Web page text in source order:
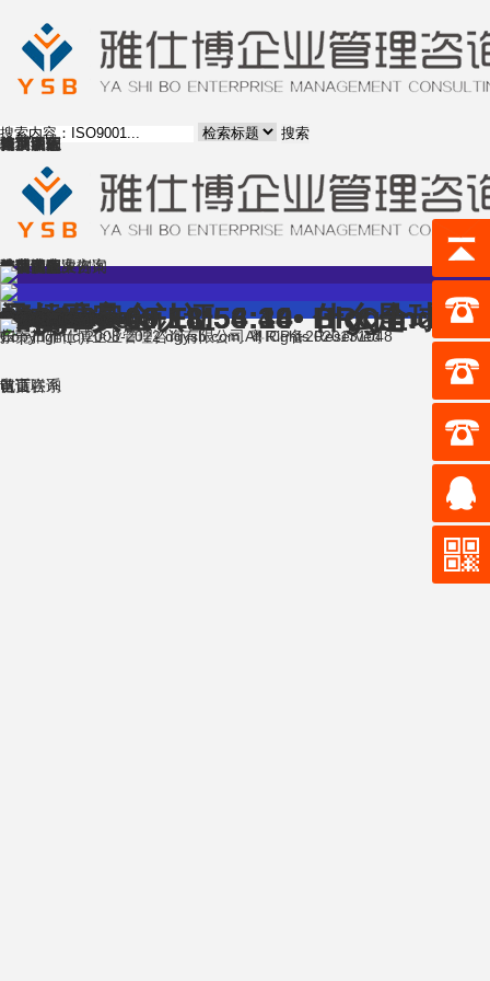
搜索
首页
体系认证
验厂管家
咨询服务
培训课程
成功案例
精英团队
行业动态
资料下载
关于我们
首页
体系认证
验厂管家
咨询服务
培训课程
成功案例
精英团队
行业动态
资料下载
关于我们
雅仕博企业咨询
企业成功案例
全方位解决方案
GRS
BSCI
RBA
OCS
RCS
GOTS
BRC
C-TPAT
SEDEX
SMETA
Higg Index
SLCP
WRAP
ICTI
H&M
ZAPA
Levis李维斯
沃尔玛 WalMart
迪斯尼 Disney
亚马逊 Amazon
家得宝Home Depot
塔吉特 Target
可口可乐 Coca Cola
麦当劳 McDonald
家乐福 Carrefour
宜家 IKEA
澳大利亚 Kmart Target
利丰 Li&Fung
SMETA社会责任审核
COC二方审核
Security Audit
反恐审核
Higg FEM/SAC验证
SLCP验证
IPE GCA审核
能源审计
Higg Index
2022-05-09 18:56:30•
BRC全球食品标准安全认证
2022-05-09 18:54:18•
什么是HiggIndexFEM
2022-05-09 18:53:44•
Higg Index评估工具
共 1 页/3 条记录
网站导航
website
咨询服务
培训课程
成功案例
精英团队
行业动态
体系认证咨询
Certification consulting
体系认证
验厂管家
Client Audit
行业/区域标准
美国客户验厂
欧洲客户验厂
其他地区客户验厂
联系我们
Contact us
联系方式
在线留言
扫一扫
东莞市雅仕博企业管理咨询有限公司All Rights Reserved
Copyright(c)2008-2022 dgysb.com. 粤ICP备2020131048
首页
电话联系
认证咨询
留言